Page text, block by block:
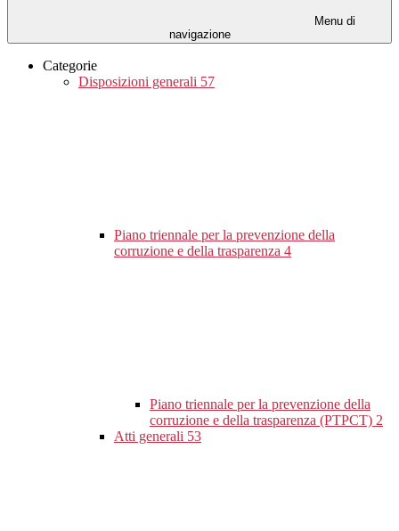
Menu di
navigazione
Categorie
Disposizioni generali 57
Piano triennale per la prevenzione della
corruzione e della trasparenza 4
Piano triennale per la prevenzione della
corruzione e della trasparenza (PTPCT) 2
Atti generali 53